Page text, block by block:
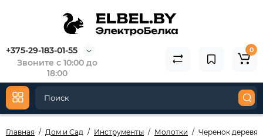
+375-29-183-01-55
Звоните с 10:00 до
18:00
0
Главная Дом и Сад Инструменты Молотки Черенок